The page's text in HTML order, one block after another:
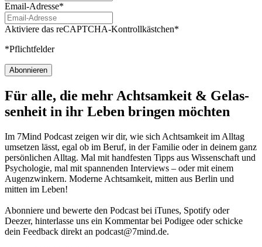
Email-Adresse*
Aktiviere das reCAPTCHA-Kontrollkästchen*
*Pflichtfelder
Abonnieren
Für alle, die mehr Acht­sam­keit & Gelas­
sen­heit in ihr Leben brin­gen möch­ten
Im 7Mind Pod­cast zeigen wir dir, wie sich Acht­sam­keit im Alltag
umset­zen lässt, egal ob im Beruf, in der Fami­lie oder in deinem ganz
per­sön­li­chen Alltag. Mal mit hand­fes­ten Tipps aus Wis­sen­schaft und
Psy­cho­lo­gie, mal mit spannenden Interviews – oder mit einem
Augen­zwin­kern. Moderne Acht­sam­keit, mitten aus Berlin und
mitten im Leben!
Abon­niere und bewerte den Pod­cast bei iTunes, Spo­tify oder
Deezer, hin­ter­lasse uns ein Kom­men­tar bei Podigee oder schi­cke
dein Feed­back direkt an podcast@​7​mind.​de.